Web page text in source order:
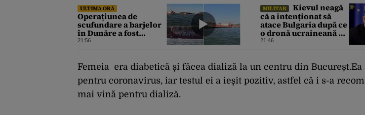
ULTIMA ORĂ
Operațiunea de
scufundare a barjelor
în Dunăre a fost
finalizată după 7 ore.
efectele
21:56
MILITAR
Kievul neagă
că a intenționat să
atace Bulgaria după ce
o dronă ucraineană a
explodat lângă
21:46
Femeia era diabetică și făcea dializă la un centru din Bucureșt.Ea
pentru coronavirus, iar testul ei a ieşit pozitiv, astfel că i s-a
mai vină pentru dializă.